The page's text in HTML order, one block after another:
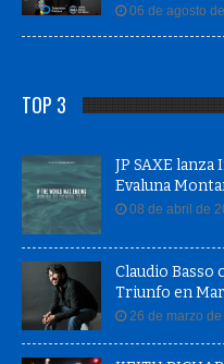
06 de agosto
TOP 3
JP SAXE
Evaluna
08 de abril de
Claudio Basso
Triunfo en
26 de marzo de